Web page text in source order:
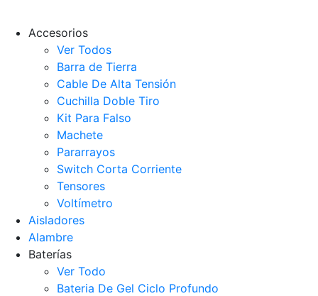
Accesorios
Ver Todos
Barra de Tierra
Cable De Alta Tensión
Cuchilla Doble Tiro
Kit Para Falso
Machete
Pararrayos
Switch Corta Corriente
Tensores
Voltímetro
Aisladores
Alambre
Baterías
Ver Todo
Bateria De Gel Ciclo Profundo